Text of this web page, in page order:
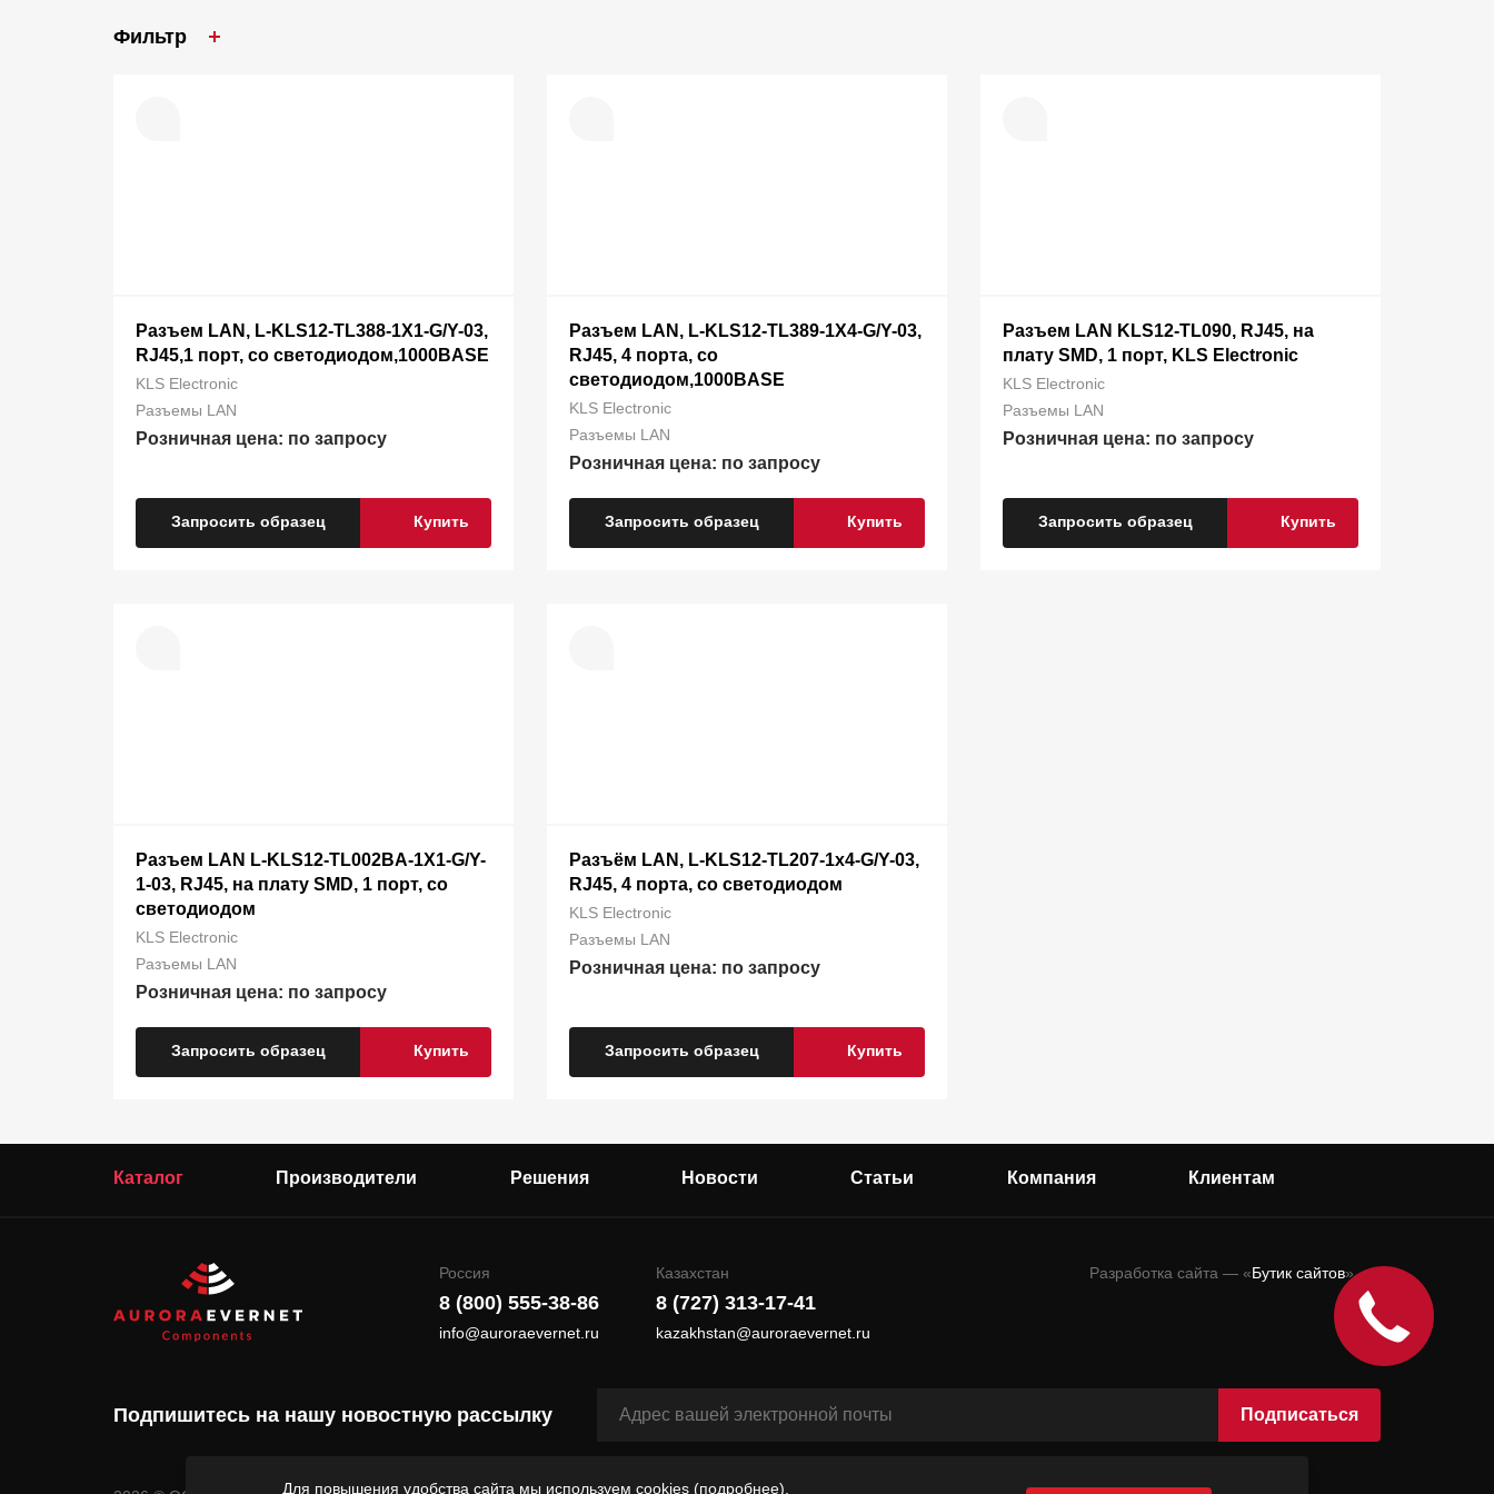
Фильтр
Светодиоды
Разъем LAN, L-KLS12-TL388-1X1-G/Y-03,
RJ45,1 порт, со светодиодом,1000BASE
KLS Electronic
Разъемы LAN
Розничная цена: по запросу
Запросить образец Купить
Разъем LAN, L-KLS12-TL389-1X4-G/Y-03,
RJ45, 4 порта, со
светодиодом,1000BASE
KLS Electronic
Разъемы LAN
Розничная цена: по запросу
Запросить образец Купить
Разъем LAN KLS12-TL090, RJ45, на
плату SMD, 1 порт, KLS Electronic
KLS Electronic
Разъемы LAN
Розничная цена: по запросу
Запросить образец Купить
Разъем LAN L-KLS12-TL002BA-1X1-G/Y-
1-03, RJ45, на плату SMD, 1 порт, со
светодиодом
KLS Electronic
Разъемы LAN
Розничная цена: по запросу
Запросить образец Купить
Разъём LAN, L-KLS12-TL207-1x4-G/Y-03,
RJ45, 4 порта, со светодиодом
KLS Electronic
Разъемы LAN
Розничная цена: по запросу
Запросить образец Купить
Каталог Производители Решения Новости Статьи Компания Клиентам
Как получить товар
Россия
8 (800) 555-38-86
info@auroraevernet.ru
Казахстан
8 (727) 313-17-41
kazakhstan@auroraevernet.ru
Разработка сайта — «Бутик сайтов»
Подпишитесь на нашу новостную рассылку
Для повышения удобства сайта мы используем cookies (подробнее)
Обратный
звонок за
25 сек